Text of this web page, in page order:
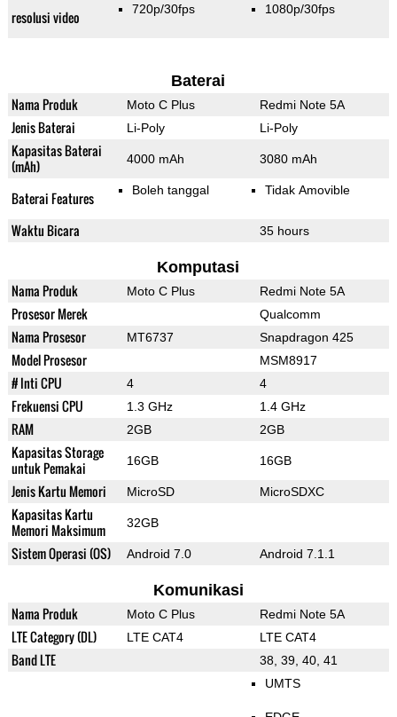
resolusi video 720p/30fps 1080p/30fps
Baterai
Nama Produk Moto C Plus Redmi Note 5A
Jenis Baterai Li-Poly Li-Poly
Kapasitas Baterai
(mAh)
4000 mAh 3080 mAh
Baterai Features Boleh tanggal Tidak Amovible
Waktu Bicara 35 hours
Komputasi
Nama Produk Moto C Plus Redmi Note 5A
Prosesor Merek Qualcomm
Nama Prosesor MT6737 Snapdragon 425
Model Prosesor MSM8917
# Inti CPU 4 4
Frekuensi CPU 1.3 GHz 1.4 GHz
RAM 2GB 2GB
Kapasitas Storage
untuk Pemakai
16GB 16GB
Jenis Kartu Memori MicroSD MicroSDXC
Kapasitas Kartu
Memori Maksimum
32GB
Sistem Operasi (OS) Android 7.0 Android 7.1.1
Komunikasi
Nama Produk Moto C Plus Redmi Note 5A
LTE Category (DL) LTE CAT4 LTE CAT4
Band LTE
38, 39, 40, 41
UMTS